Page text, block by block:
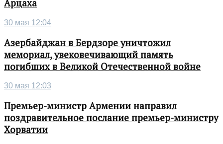
Арцаха
30 мая 12:04
Азербайджан в Бердзоре уничтожил
мемориал, увековечивающий память
погибших в Великой Отечественной войне
30 мая 12:03
Премьер-министр Армении направил
поздравительное послание премьер-министру
Хорватии